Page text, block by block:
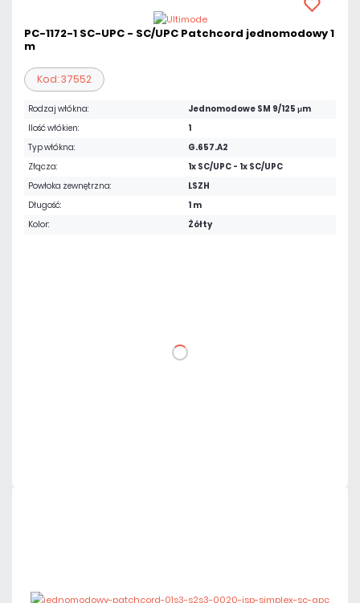
PC-1172-1 SC-UPC - SC/UPC Patchcord jednomodowy 1
m
Kod: 37552
Rodzaj włókna:
Jednomodowe SM 9/125 μm
Ilość włókien:
1
Typ włókna:
G.657.A2
Złącza:
1x SC/UPC - 1x SC/UPC
Powłoka zewnętrzna:
LSZH
Długość:
1 m
Kolor:
Żółty
DO KOSZYKA